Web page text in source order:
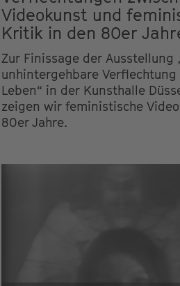
Videokunst und
Kritik in den 80er
Zur Finissage der Ausstellung
unhintergehbare Verflechtung
Leben“ in der Kunsthalle
zeigen wir feministische
80er Jahre.